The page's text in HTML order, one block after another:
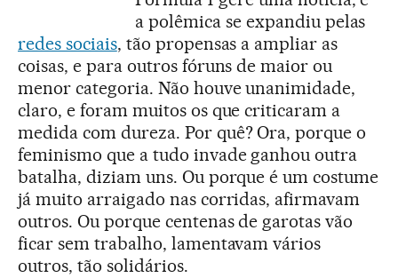
a polêmica se expandiu pelas
redes sociais, tão propensas a ampliar as
coisas, e para outros fóruns de maior ou
menor categoria. Não houve unanimidade,
claro, e foram muitos os que criticaram a
medida com dureza. Por quê? Ora, porque o
feminismo que a tudo invade ganhou outra
batalha, diziam uns. Ou porque é um costume
já muito arraigado nas corridas, afirmavam
outros. Ou porque centenas de garotas vão
ficar sem trabalho, lamentavam vários
outros, tão solidários.